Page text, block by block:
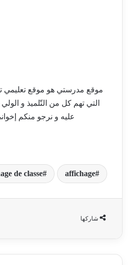
موقع مدرستي هو موقع تعليمي
التي تهم كل من التّلميذ و
عليه و نرجو منكم
affichage
de classe
شاركها